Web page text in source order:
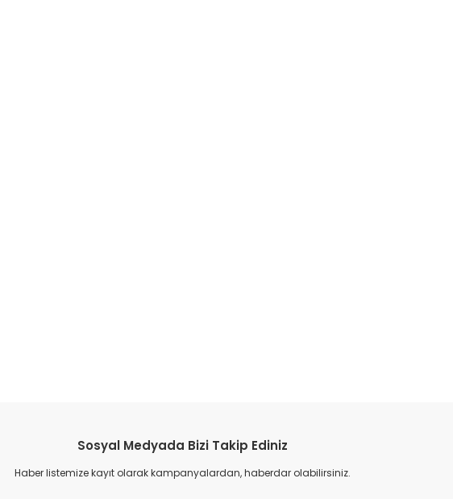
Sosyal Medyada Bizi Takip Ediniz
Haber listemize kayıt olarak kampanyalardan, haberdar olabilirsiniz.